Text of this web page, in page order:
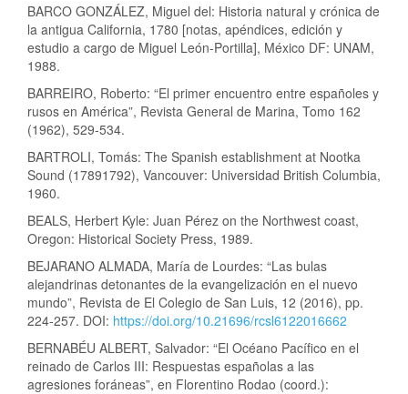
BARCO GONZÁLEZ, Miguel del: Historia natural y crónica de
la antigua California, 1780 [notas, apéndices, edición y
estudio a cargo de Miguel León-Portilla], México DF: UNAM,
1988.
BARREIRO, Roberto: “El primer encuentro entre españoles y
rusos en América”, Revista General de Marina, Tomo 162
(1962), 529-534.
BARTROLI, Tomás: The Spanish establishment at Nootka
Sound (17891792), Vancouver: Universidad British Columbia,
1960.
BEALS, Herbert Kyle: Juan Pérez on the Northwest coast,
Oregon: Historical Society Press, 1989.
BEJARANO ALMADA, María de Lourdes: “Las bulas
alejandrinas detonantes de la evangelización en el nuevo
mundo”, Revista de El Colegio de San Luis, 12 (2016), pp.
224-257. DOI: https://doi.org/10.21696/rcsl6122016662
BERNABÉU ALBERT, Salvador: “El Océano Pacífico en el
reinado de Carlos III: Respuestas españolas a las
agresiones foráneas”, en Florentino Rodao (coord.):